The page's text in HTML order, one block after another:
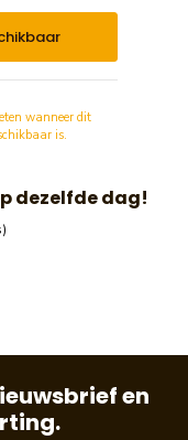
wanneer dit
is.
dezelfde dag!
en